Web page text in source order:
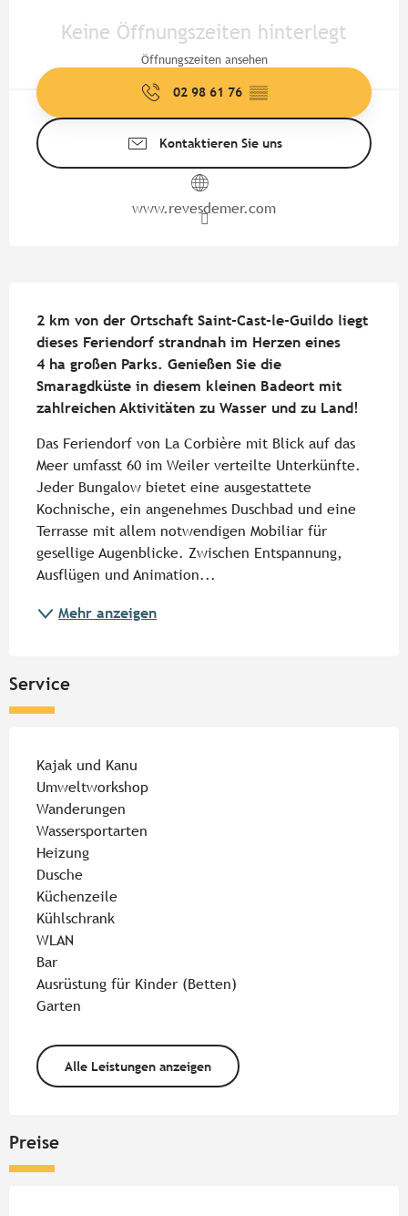
Keine Öffnungszeiten hinterlegt
Öffnungszeiten ansehen
02 98 61 76 ▒▒
Kontaktieren Sie uns
www.revesdemer.com
2 km von der Ortschaft Saint-Cast-le-Guildo liegt
dieses Feriendorf strandnah im Herzen eines
4 ha großen Parks. Genießen Sie die
Smaragdküste in diesem kleinen Badeort mit
zahlreichen Aktivitäten zu Wasser und zu Land!
Das Feriendorf von La Corbière mit Blick auf das
Meer umfasst 60 im Weiler verteilte Unterkünfte.
Jeder Bungalow bietet eine ausgestattete
Kochnische, ein angenehmes Duschbad und eine
Terrasse mit allem notwendigen Mobiliar für
gesellige Augenblicke. Zwischen Entspannung,
Ausflügen und Animation...
Mehr anzeigen
Service
Kajak und Kanu
Umweltworkshop
Wanderungen
Wassersportarten
Heizung
Dusche
Küchenzeile
Kühlschrank
WLAN
Bar
Ausrüstung für Kinder (Betten)
Garten
Alle Leistungen anzeigen
Preise